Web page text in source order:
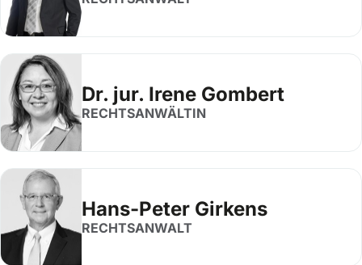
Dr. jur. Irene Gombert
RECHTSANWÄLTIN
Hans-Peter Girkens
RECHTSANWALT